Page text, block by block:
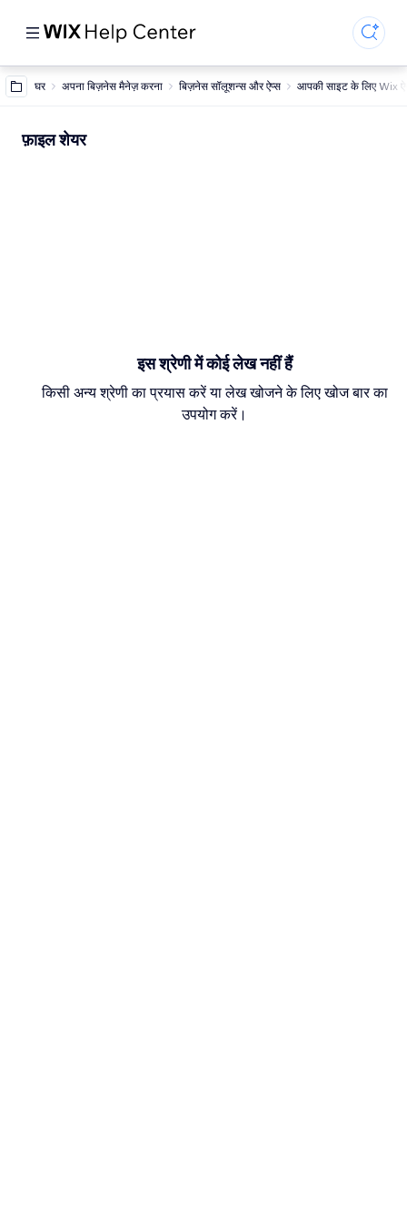
घर अपना बिज़नेस मैनेज़ करना बिज़नेस सॉलूशन्स और ऐप्स आपकी साइट के लिए Wix
फ़ाइल शेयर
इस श्रेणी में कोई लेख नहीं हैं
किसी अन्य श्रेणी का प्रयास करें या लेख खोजने के लिए खोज बार का
उपयोग करें।